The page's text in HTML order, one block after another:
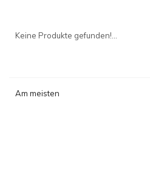
Keine Produkte gefunden!...
Am meisten